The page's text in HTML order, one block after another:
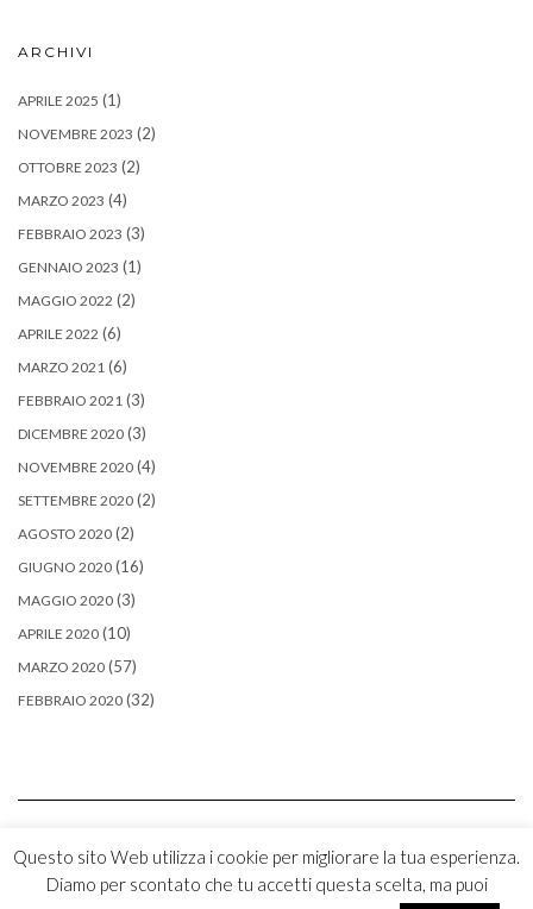
ARCHIVI
APRILE 2025 (1)
NOVEMBRE 2023 (2)
OTTOBRE 2023 (2)
MARZO 2023 (4)
FEBBRAIO 2023 (3)
GENNAIO 2023 (1)
MAGGIO 2022 (2)
APRILE 2022 (6)
MARZO 2021 (6)
FEBBRAIO 2021 (3)
DICEMBRE 2020 (3)
NOVEMBRE 2020 (4)
SETTEMBRE 2020 (2)
AGOSTO 2020 (2)
GIUGNO 2020 (16)
MAGGIO 2020 (3)
APRILE 2020 (10)
MARZO 2020 (57)
FEBBRAIO 2020 (32)
Copyright © 2026Kale
Questo sito Web utilizza i cookie per migliorare la tua esperienza.
Diamo per scontato che tu accetti questa scelta, ma puoi